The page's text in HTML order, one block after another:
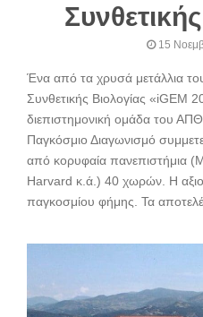
15
Ένα από τα χρυσά μετάλλια
Συνθετικής Βιολογίας «iGEM
διεπιστημονική ομάδα του
Παγκόσμιο Διαγωνισμό
από κορυφαία πανεπιστήμια
Harvard κ.ά.) 40 χωρών. Η
παγκοσμίου φήμης. Τα